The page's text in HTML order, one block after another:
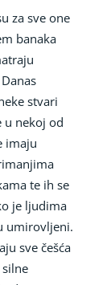
za sve one
banaka
stvari
u nekoj od
imaju
te ih se
je ljudima
umirovljeni.
sve češća